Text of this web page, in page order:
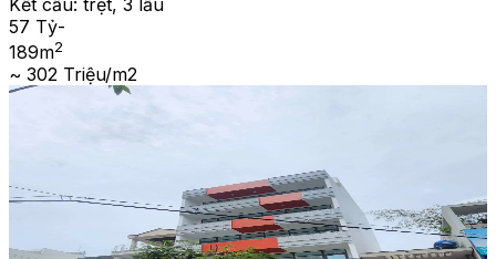
Kết cấu: trệt, 3 lầu
57 Tỷ-
189m2
~ 302 Triệu/m2